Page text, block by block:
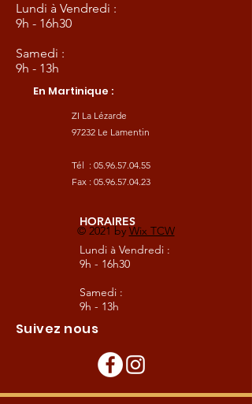
Lundi à Vendredi :
9h - 16h30
Samedi :
9h - 13h
En Martinique :
ZI La Lézarde
97232 Le Lamentin
Tél : 05.96.57.04.55
Fax : 05.96.57.04.23
HORAIRES
Lundi à Vendredi :
9h - 16h30
Samedi :
9h - 13h
Suivez nous
© 2021 by Wix TCW